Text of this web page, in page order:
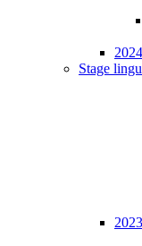
Stage